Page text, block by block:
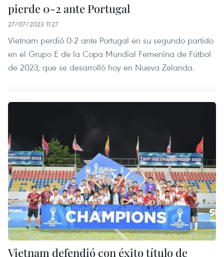
pierde 0-2 ante Portugal
27/07/2023 11:27
Vietnam perdió 0-2 ante Portugal en su segundo partido
en el Grupo E de la Copa Mundial Femenina de Fútbol
de 2023, que se desarrolló hoy en Nueva Zelanda.
Vietnam defendió con éxito título de